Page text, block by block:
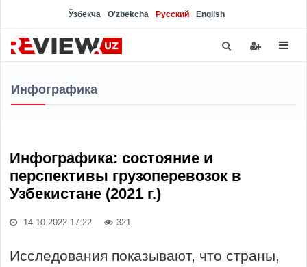
Ўзбекча O'zbekcha Русский English
Инфографика
Инфографика: состояние и
перспективы грузоперевозок в
Узбекистане (2021 г.)
14.10.2022 17:22 321
Исследования показывают, что страны,